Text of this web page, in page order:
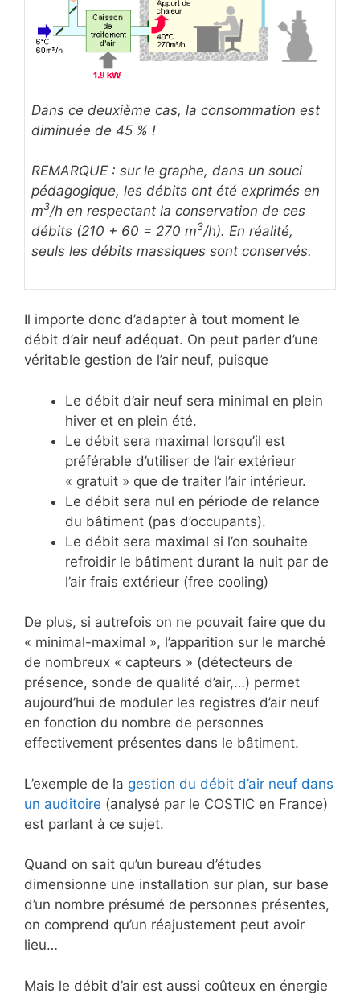
Dans ce deuxième cas, la consommation est
diminuée de 45 % !
REMARQUE : sur le graphe, dans un souci
pédagogique, les débits ont été exprimés en
m3/h en respectant la conservation de ces
débits (210 + 60 = 270 m3/h). En réalité,
seuls les débits massiques sont conservés.
Il importe donc d’adapter à tout moment le
débit d’air neuf adéquat. On peut parler d’une
véritable gestion de l’air neuf, puisque
Le débit d’air neuf sera minimal en plein
hiver et en plein été.
Le débit sera maximal lorsqu’il est
préférable d’utiliser de l’air extérieur
« gratuit » que de traiter l’air intérieur.
Le débit sera nul en période de relance
du bâtiment (pas d’occupants).
Le débit sera maximal si l’on souhaite
refroidir le bâtiment durant la nuit par de
l’air frais extérieur (free cooling)
De plus, si autrefois on ne pouvait faire que du
« minimal-maximal », l’apparition sur le marché
de nombreux « capteurs » (détecteurs de
présence, sonde de qualité d’air,…) permet
aujourd’hui de moduler les registres d’air neuf
en fonction du nombre de personnes
effectivement présentes dans le bâtiment.
L’exemple de la gestion du débit d’air neuf dans
un auditoire (analysé par le COSTIC en France)
est parlant à ce sujet.
Quand on sait qu’un bureau d’études
dimensionne une installation sur plan, sur base
d’un nombre présumé de personnes présentes,
on comprend qu’un réajustement peut avoir
lieu…
Mais le débit d’air est aussi coûteux en énergie